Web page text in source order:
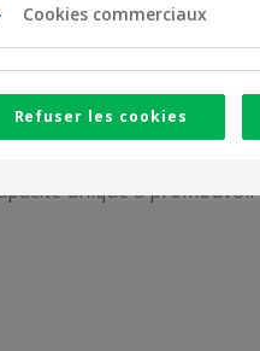
construisent un
contribution au
de Développement
et des principes
le contrôle
coopération et
unique à promouvoir
Cookies commerciaux
Refuser les cookies